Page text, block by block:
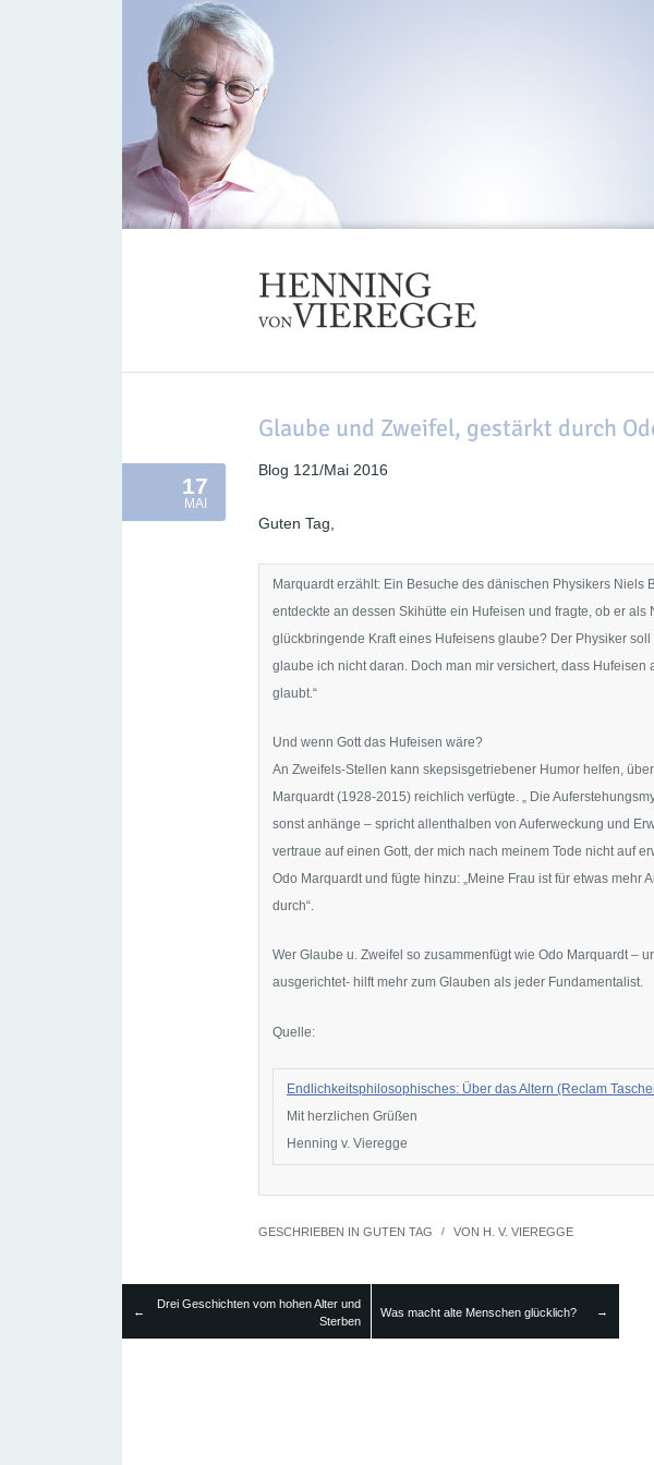
Glaube und Zweifel, gestärkt durch
17
MAI
Blog 121/Mai 2016
Guten Tag,
Marquardt erzählt: Ein Besuche des dänischen Physikers Niels
entdeckte an dessen Skihütte ein Hufeisen und fragte, ob er als
glückbringende Kraft eines Hufeisens glaube? Der Physiker
glaube ich nicht daran. Doch man mir versichert, dass
glaubt.“
Und wenn Gott das Hufeisen wäre?
An Zweifels-Stellen kann skepsisgetriebener Humor helfen,
Marquardt (1928-2015) reichlich verfügte. „ Die
sonst anhänge – spricht allenthalben von Auferweckung und
vertraue auf einen Gott, der mich nach meinem Tode nicht auf
Odo Marquardt und fügte hinzu: „Meine Frau ist für etwas mehr
durch“.
Wer Glaube u. Zweifel so zusammenfügt wie Odo Marquardt –
ausgerichtet- hilft mehr zum Glauben als jeder Fundamentalist.
Quelle:
Endlichkeitsphilosophisches: Über das Altern (Reclam
Mit herzlichen Grüßen
Henning v. Vieregge
GESCHRIEBEN IN GUTEN TAG / VON H. V. VIEREGGE
←
Drei Geschichten vom hohen Alter und
Sterben
Was macht alte Menschen glücklich? →